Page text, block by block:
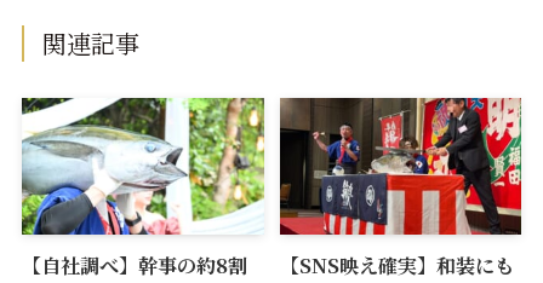
関連記事
【自社調べ】幹事の約8割
【SNS映え確実】和装にも